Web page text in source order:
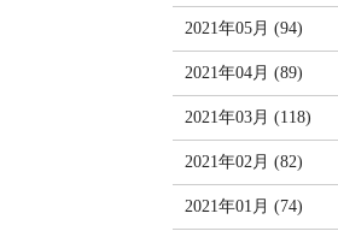
2021年05月 (94)
2021年04月 (89)
2021年03月 (118)
2021年02月 (82)
2021年01月 (74)